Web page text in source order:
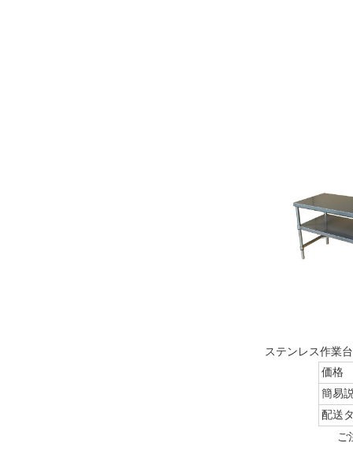
ステンレス作業
価格
簡易
配送
ご